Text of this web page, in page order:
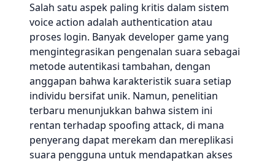
Salah satu aspek paling kritis dalam sistem
voice action adalah authentication atau
proses login. Banyak developer game yang
mengintegrasikan pengenalan suara sebagai
metode autentikasi tambahan, dengan
anggapan bahwa karakteristik suara setiap
individu bersifat unik. Namun, penelitian
terbaru menunjukkan bahwa sistem ini
rentan terhadap spoofing attack, di mana
penyerang dapat merekam dan mereplikasi
suara pengguna untuk mendapatkan akses